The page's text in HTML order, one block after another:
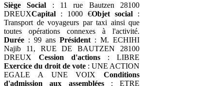
Siège Social : 11 rue Bautzen 28100
DREUXCapital : 1000 €Objet social :
Transport de voyageurs par taxi ainsi que
toutes opérations connexes à l'activité.
Durée : 99 ans Président : M. ECHIHI
Najib 11, RUE DE BAUTZEN 28100
DREUX Cession d'actions : LIBRE
Exercice du droit de vote : UNE ACTION
EGALE A UNE VOIX Conditions
d'admission aux assemblées: ETRE